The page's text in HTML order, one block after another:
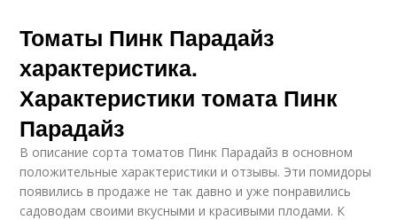
Томаты Пинк Парадайз
характеристика.
Характеристики томата Пинк
Парадайз
В описание сорта томатов Пинк Парадайз в основном
положительные характеристики и отзывы. Эти помидоры
появились в продаже не так давно и уже понравились
садоводам своими вкусными и красивыми плодами. К